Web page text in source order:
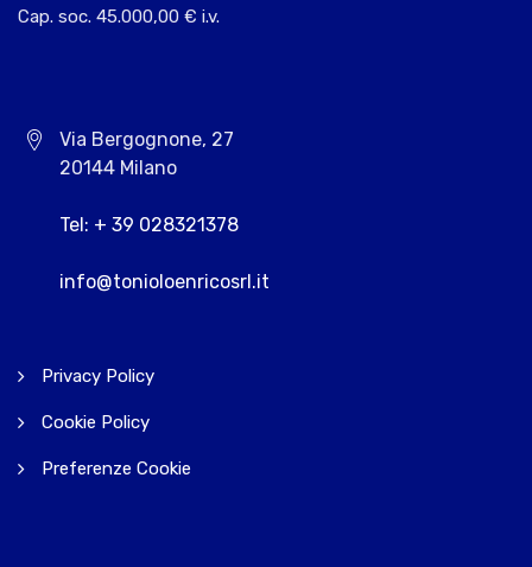
Cap. soc. 45.000,00 € i.v.
Via Bergognone, 27
20144 Milano
Tel: + 39 028321378
info@tonioloenricosrl.it
Privacy Policy
Cookie Policy
Preferenze Cookie